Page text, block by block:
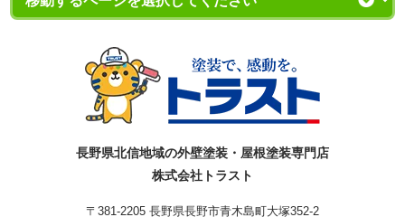
長野県北信地域の外壁塗装・屋根塗装専門店
株式会社トラスト
〒381-2205 長野県長野市青木島町大塚352-2